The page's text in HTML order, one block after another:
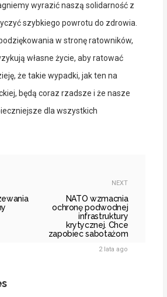
wyrazić naszą solidarność z
szybkiego powrotu do zdrowia.
w stronę ratowników,
własne życie, aby ratować
że takie wypadki, jak ten na
będą coraz rzadsze i że nasze
dla wszystkich
NEXT
NATO wzmacnia
ochronę podwodnej
infrastruktury
krytycznej. Chce
zapobiec sabotażom
2 lata ago